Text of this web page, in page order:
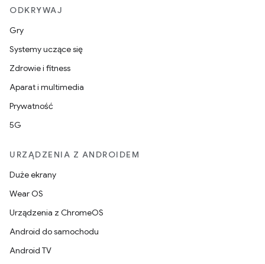
ODKRYWAJ
Gry
Systemy uczące się
Zdrowie i fitness
Aparat i multimedia
Prywatność
5G
URZĄDZENIA Z ANDROIDEM
Duże ekrany
Wear OS
Urządzenia z ChromeOS
Android do samochodu
Android TV